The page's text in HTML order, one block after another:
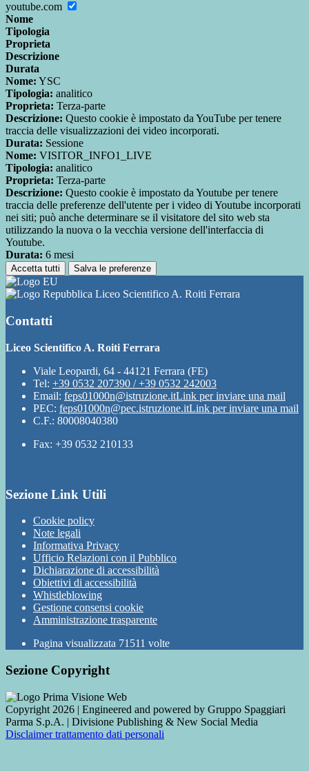
youtube.com
Nome
Tipologia
Proprieta
Descrizione
Durata
Nome: YSC
Tipologia: analitico
Proprieta: Terza-parte
Descrizione: Questo cookie è impostato da YouTube per tenere
traccia delle visualizzazioni dei video incorporati.
Durata: Sessione
Nome: VISITOR_INFO1_LIVE
Tipologia: analitico
Proprieta: Terza-parte
Descrizione: Questo cookie è impostato da Youtube per tenere
traccia delle preferenze dell'utente per i video di Youtube incorporati
nei siti; può anche determinare se il visitatore del sito web sta
utilizzando la nuova o la vecchia versione dell'interfaccia di
Youtube.
Durata: 6 mesi
Accetta tutti Salva le preferenze
Liceo Scientifico A. Roiti Ferrara
Contatti
Liceo Scientifico A. Roiti Ferrara
Viale Leopardi, 64 - 44121 Ferrara (FE)
Tel: +39 0532 207390 / +39 0532 242003
Email: feps01000n@istruzione.itLink per inviare una mail
PEC: feps01000n@pec.istruzione.itLink per inviare una mail
C.F.: 80008040380
Fax: +39 0532 210133
Sezione Link Utili
Cookie policy
Note legali
Informativa Privacy
Ufficio Relazioni con il Pubblico
Dichiarazione di accessibilità
Obiettivi di accessibilità
Whistleblowing
Gestione consensi cookie
Amministrazione trasparente
Pagina visualizzata 71511 volte
Sezione Copyright
Copyright 2026 | Engineered and powered by Gruppo Spaggiari
Parma S.p.A. | Divisione Publishing & New Social Media
Disclaimer trattamento dati personali